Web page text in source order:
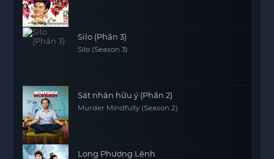
Silo (Phần 3)
Silo (Season 3)
Sát nhân hữu ý (Phần 2)
Murder Mindfully (Season 2)
Long Phượng Lệnh